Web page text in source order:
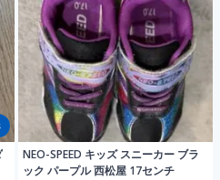
NEO-SPEED キッズ スニーカー ブラ
ック パープル 西松屋 17センチ